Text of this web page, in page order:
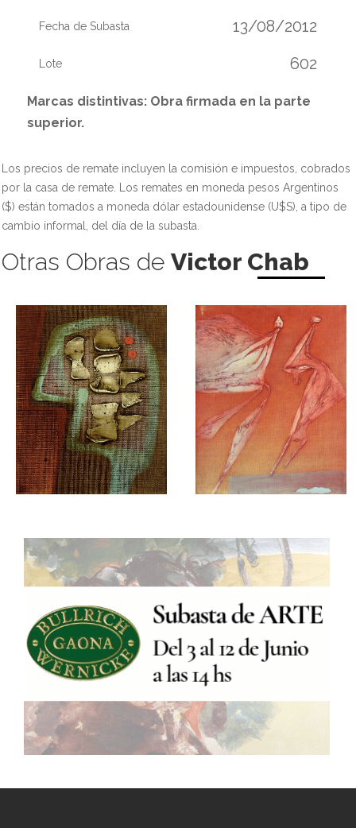
Fecha de Subasta 13/08/2012
Lote 602
Marcas distintivas: Obra firmada en la parte
superior.
Los precios de remate incluyen la comisión e impuestos, cobrados
por la casa de remate. Los remates en moneda pesos Argentinos
($) están tomados a moneda dólar estadounidense (U$S), a tipo de
cambio informal, del día de la subasta.
Otras Obras de Victor Chab